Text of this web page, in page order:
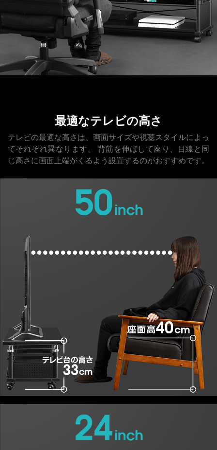
最適なテレビの高さ
テレビの最適な高さは、画面サイズや視聴スタイルによっ
てそれぞれ異なります。
背筋を伸ばして座り、目線と同
じ高さに画面上端がくるよう設置するのがおすすめです。